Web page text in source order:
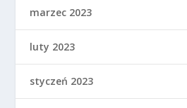
marzec 2023
luty 2023
styczeń 2023